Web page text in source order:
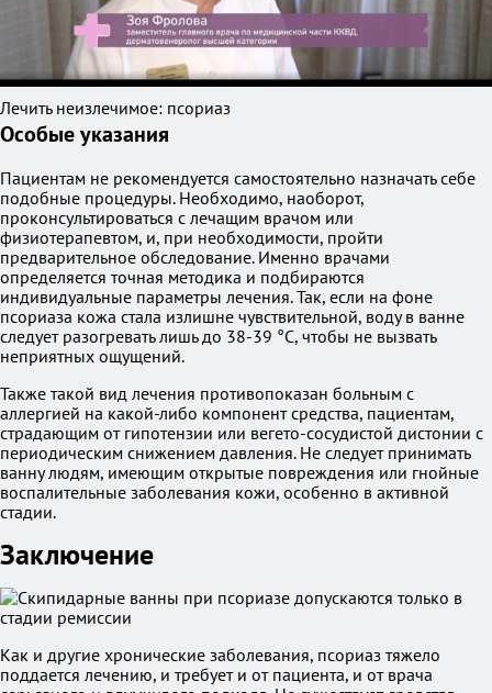
Лечить неизлечимое: псориаз
Особые указания
Пациентам не рекомендуется самостоятельно назначать себе
подобные процедуры. Необходимо, наоборот,
проконсультироваться с лечащим врачом или
физиотерапевтом, и, при необходимости, пройти
предварительное обследование. Именно врачами
определяется точная методика и подбираются
индивидуальные параметры лечения. Так, если на фоне
псориаза кожа стала излишне чувствительной, воду в ванне
следует разогревать лишь до 38-39 °C, чтобы не вызвать
неприятных ощущений.
Также такой вид лечения противопоказан больным с
аллергией на какой-либо компонент средства, пациентам,
страдающим от гипотензии или вегето-сосудистой дистонии с
периодическим снижением давления. Не следует принимать
ванну людям, имеющим открытые повреждения или гнойные
воспалительные заболевания кожи, особенно в активной
стадии.
Заключение
Как и другие хронические заболевания, псориаз тяжело
поддается лечению, и требует и от пациента, и от врача